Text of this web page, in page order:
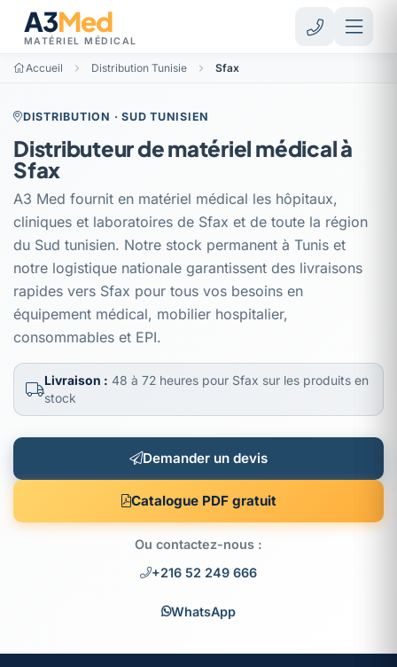
A3Med
MATÉRIEL MÉDICAL
Accueil Distribution Tunisie Sfax
DISTRIBUTION · SUD TUNISIEN
Distributeur de matériel médical à
Sfax
A3 Med fournit en matériel médical les hôpitaux,
cliniques et laboratoires de Sfax et de toute la région
du Sud tunisien. Notre stock permanent à Tunis et
notre logistique nationale garantissent des livraisons
rapides vers Sfax pour tous vos besoins en
équipement médical, mobilier hospitalier,
consommables et EPI.
Livraison : 48 à 72 heures pour Sfax sur les produits en
stock
Demander un devis
Catalogue PDF gratuit
Ou contactez-nous :
+216 52 249 666
WhatsApp